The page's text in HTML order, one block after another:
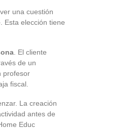
una cuestión
Esta elección tiene
. El cliente
de un
profesor
fiscal.
La creación
antes de
Educ